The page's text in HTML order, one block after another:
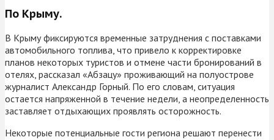
По Крыму.
В Крыму фиксируются временные затруднения с поставками
автомобильного топлива, что привело к корректировке
планов некоторых туристов и отмене части бронирований в
отелях, рассказал «Абзацу» проживающий на полуострове
журналист Александр Горный. По его словам, ситуация
остается напряженной в течение недели, а неопределенность
заставляет отдыхающих проявлять осторожность.
Некоторые потенциальные гости региона решают перенести